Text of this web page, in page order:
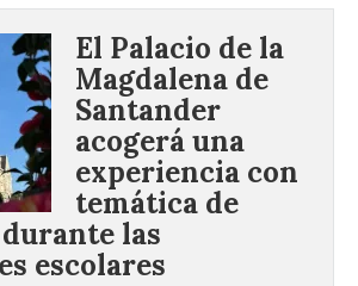
El Palacio de la
Magdalena de
Santander
acogerá una
experiencia con
temática de
las
escolares